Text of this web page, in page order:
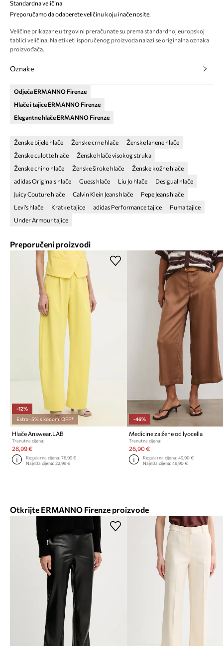
Standardna veličina
Preporučamo da odaberete veličinu koju inače nosite.
Veličine prikazane u trgovini preračunate su prema standardnoj europskoj
tablici veličina. Na etiketi isporučenog proizvoda nalazi se originalna oznaka
proizvođača.
Oznake
Odjeća ERMANNO Firenze
Hlače i tajice ERMANNO Firenze
Elegantne hlače ERMANNO Firenze
Ženske bijele hlače Ženske crne hlače
Ženske lanene hlače
Ženske culotte hlače
Ženske hlače visokog struka
Ženske chino hlače
Ženske široke hlače
Ženske kožne hlače
adidas Originals hlače
Guess hlače Liu Jo hlače
Desigual hlače
Juicy Couture hlače
Calvin Klein Jeans hlače
Pepe Jeans hlače
Levi's hlače
Kratke tajice adidas Performance tajice
Puma tajice
Under Armour tajice
Preporučeni proizvodi
-12%
Extra -5% s kodom: OFF*
Hlače Answear.LAB
Trenutna cijena:
28,99 €
Regularna cijena:76,99 €
Najniža cijena:32,99 €
-46%
Medicine za žene od lyocella
Trenutna cijena:
26,90 €
Regularna cijena: 49,90 €
Najniža cijena: 49,90 €
Otkrijte ERMANNO Firenze proizvode